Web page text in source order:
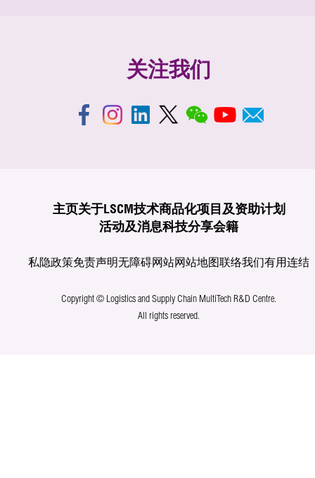
关注我们
主页关于LSCM技术商品化项目及资助计划
活动及消息科技分享会籍
私隐政策免责声明无障碍网站网站地图联络我们有用连结
Copyright © Logistics and Supply Chain MultiTech R&D Centre.
All rights reserved.